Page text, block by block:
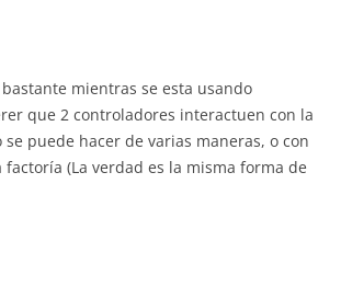
mientras se esta usando
que 2 controladores interactuen con la
se puede hacer de varias maneras, o con
factoría (La verdad es la misma forma de